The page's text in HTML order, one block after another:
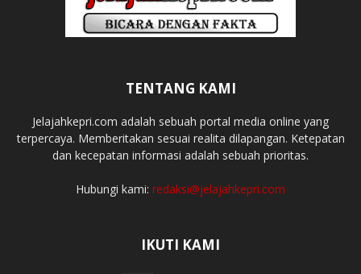
TENTANG KAMI
Jelajahkepri.com adalah sebuah portal media online yang
terpercaya. Memberitakan sesuai realita dilapangan. Ketepatan
dan kecepatan informasi adalah sebuah prioritas.
Hubungi kami: redaksi@jelajahkepri.com
IKUTI KAMI